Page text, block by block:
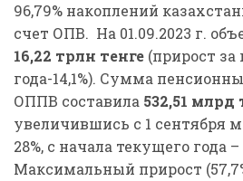
96,79% накоплений
счет ОПВ. На 01.09.2023 г.
16,22 трлн тенге (прирост за
года-14,1%). Сумма
ОППВ составила 532,51 млрд
увеличившись с 1 сентября
28%, с начала текущего года –
Максимальный прирост